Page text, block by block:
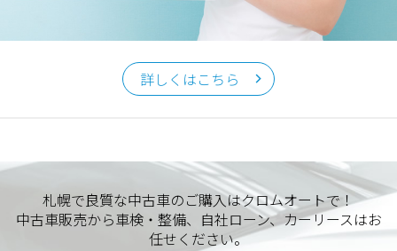
詳しくはこちら
札幌で良質な中古車のご購入はクロムオートで！
中古車販売から車検・整備、自社ローン、カーリースはお
任せください。